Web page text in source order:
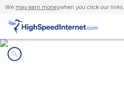
We may earn moneywhen you click our links.